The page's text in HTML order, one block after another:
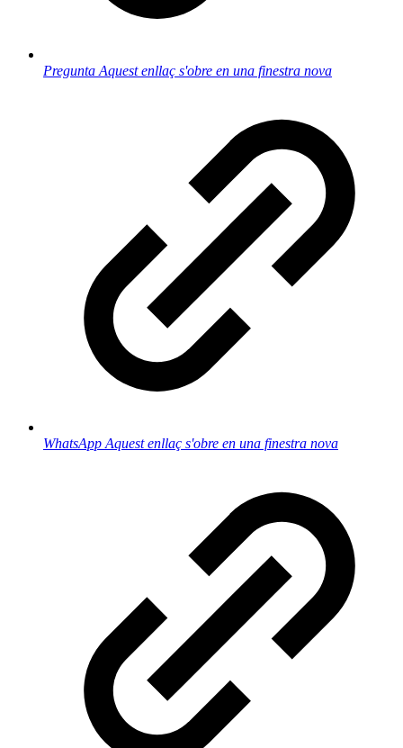
Pregunta Aquest enllaç s'obre en una finestra nova
WhatsApp Aquest enllaç s'obre en una finestra nova